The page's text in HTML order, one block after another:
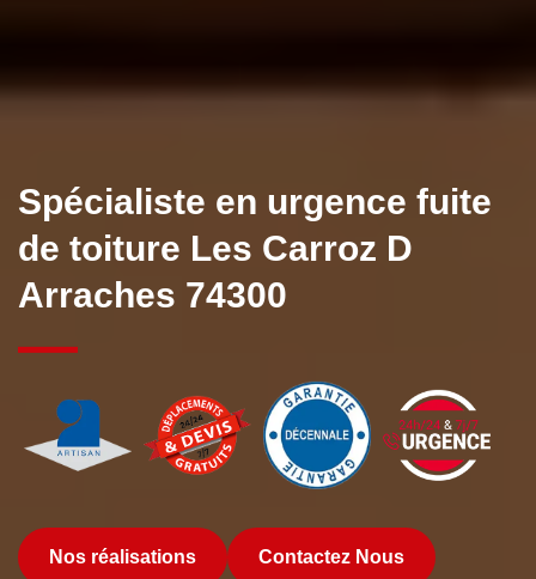
Spécialiste en urgence fuite
de toiture Les Carroz D
Arraches 74300
Nos réalisations Contactez Nous